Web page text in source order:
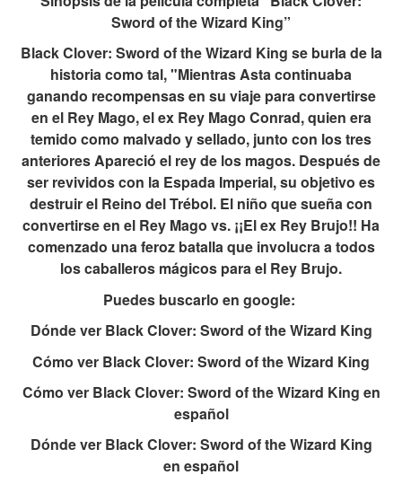
Sword of the Wizard King”
Black Clover: Sword of the Wizard King se burla de la
historia como tal, "Mientras Asta continuaba
ganando recompensas en su viaje para convertirse
en el Rey Mago, el ex Rey Mago Conrad, quien era
temido como malvado y sellado, junto con los tres
anteriores Apareció el rey de los magos. Después de
ser revividos con la Espada Imperial, su objetivo es
destruir el Reino del Trébol. El niño que sueña con
convertirse en el Rey Mago vs. ¡¡El ex Rey Brujo!! Ha
comenzado una feroz batalla que involucra a todos
los caballeros mágicos para el Rey Brujo.
Puedes buscarlo en google:
Dónde ver Black Clover: Sword of the Wizard King
Cómo ver Black Clover: Sword of the Wizard King
Cómo ver Black Clover: Sword of the Wizard King en
español
Dónde ver Black Clover: Sword of the Wizard King
en español